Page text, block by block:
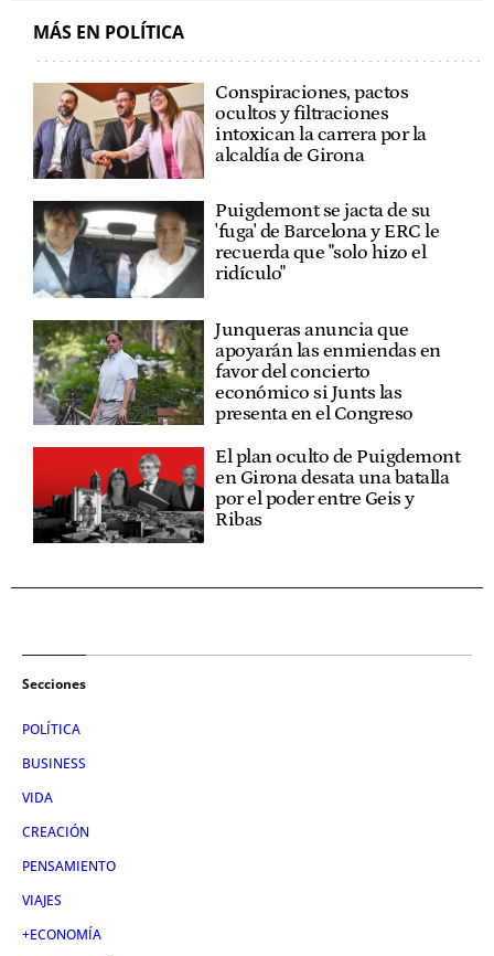
MÁS EN POLÍTICA
Conspiraciones, pactos
ocultos y filtraciones
intoxican la carrera por la
alcaldía de Girona
Puigdemont se jacta de su
'fuga' de Barcelona y ERC le
recuerda que "solo hizo el
ridículo"
Junqueras anuncia que
apoyarán las enmiendas en
favor del concierto
económico si Junts las
presenta en el Congreso
El plan oculto de Puigdemont
en Girona desata una batalla
por el poder entre Geis y
Ribas
Secciones
POLÍTICA
BUSINESS
VIDA
CREACIÓN
PENSAMIENTO
VIAJES
+ECONOMÍA